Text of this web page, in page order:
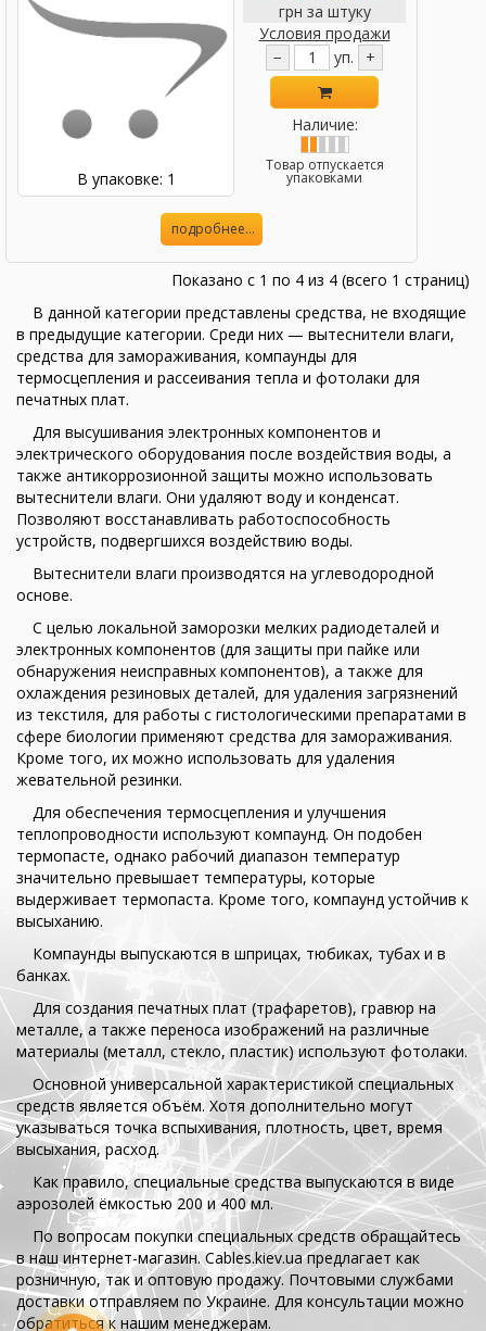
В упаковке: 1
грн за штуку
Условия продажи
−
уп. +
Наличие:
Товар отпускается
упаковками
подробнее...
Показано с 1 по 4 из 4 (всего 1 страниц)
В данной категории представлены средства, не входящие
в предыдущие категории. Среди них — вытеснители влаги,
средства для замораживания, компаунды для
термосцепления и рассеивания тепла и фотолаки для
печатных плат.
Для высушивания электронных компонентов и
электрического оборудования после воздействия воды, а
также антикоррозионной защиты можно использовать
вытеснители влаги. Они удаляют воду и конденсат.
Позволяют восстанавливать работоспособность
устройств, подвергшихся воздействию воды.
Вытеснители влаги производятся на углеводородной
основе.
С целью локальной заморозки мелких радиодеталей и
электронных компонентов (для защиты при пайке или
обнаружения неисправных компонентов), а также для
охлаждения резиновых деталей, для удаления загрязнений
из текстиля, для работы с гистологическими препаратами в
сфере биологии применяют средства для замораживания.
Кроме того, их можно использовать для удаления
жевательной резинки.
Для обеспечения термосцепления и улучшения
теплопроводности используют компаунд. Он подобен
термопасте, однако рабочий диапазон температур
значительно превышает температуры, которые
выдерживает термопаста. Кроме того, компаунд устойчив к
высыханию.
Компаунды выпускаются в шприцах, тюбиках, тубах и в
банках.
Для создания печатных плат (трафаретов), гравюр на
металле, а также переноса изображений на различные
материалы (металл, стекло, пластик) используют фотолаки.
Основной универсальной характеристикой специальных
средств является объём. Хотя дополнительно могут
указываться точка вспыхивания, плотность, цвет, время
высыхания, расход.
Как правило, специальные средства выпускаются в виде
аэрозолей ёмкостью 200 и 400 мл.
По вопросам покупки специальных средств обращайтесь
в наш интернет-магазин. Cables.kiev.ua предлагает как
розничную, так и оптовую продажу. Почтовыми службами
доставки отправляем по Украине. Для консультации можно
обратиться к нашим менеджерам.